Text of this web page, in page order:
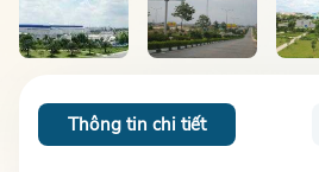
Thông tin chi tiết